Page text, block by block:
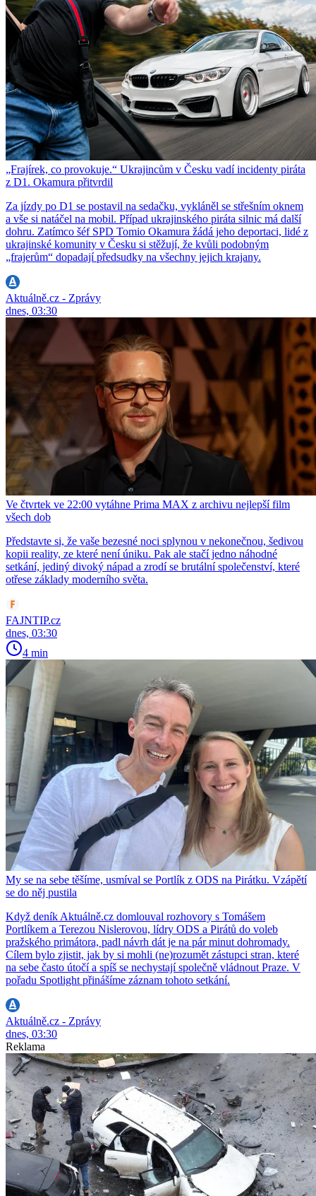
„Frajírek, co provokuje.“ Ukrajincům v Česku vadí incidenty piráta
z D1. Okamura přitvrdil
Za jízdy po D1 se postavil na sedačku, vykláněl se střešním oknem
a vše si natáčel na mobil. Případ ukrajinského piráta silnic má další
dohru. Zatímco šéf SPD Tomio Okamura žádá jeho deportaci, lidé z
ukrajinské komunity v Česku si stěžují, že kvůli podobným
„frajerům“ dopadají předsudky na všechny jejich krajany.
Aktuálně.cz - Zprávy
dnes, 03:30
Ve čtvrtek ve 22:00 vytáhne Prima MAX z archivu nejlepší film
všech dob
Představte si, že vaše bezesné noci splynou v nekonečnou, šedivou
kopii reality, ze které není úniku. Pak ale stačí jedno náhodné
setkání, jediný divoký nápad a zrodí se brutální společenství, které
otřese základy moderního světa.
FAJNTIP.cz
dnes, 03:30
4 min
My se na sebe těšíme, usmíval se Portlík z ODS na Pirátku. Vzápětí
se do něj pustila
Když deník Aktuálně.cz domlouval rozhovory s Tomášem
Portlíkem a Terezou Nislerovou, lídry ODS a Pirátů do voleb
pražského primátora, padl návrh dát je na pár minut dohromady.
Cílem bylo zjistit, jak by si mohli (ne)rozumět zástupci stran, které
na sebe často útočí a spíš se nechystají společně vládnout Praze. V
pořadu Spotlight přinášíme záznam tohoto setkání.
Aktuálně.cz - Zprávy
dnes, 03:30
Reklama